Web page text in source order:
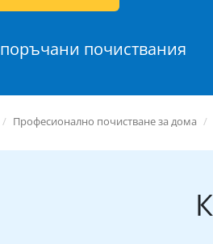
поръчани почиствания
Професионално почистване за дома